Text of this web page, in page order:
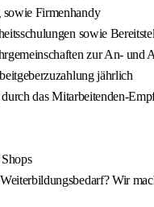
Firmenhandy
sowie
zur An- und
jährlich
das Mitarbeitenden-
Wir